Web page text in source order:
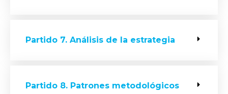
Partido 7. Análisis de la estrategia
Partido 8. Patrones metodológicos